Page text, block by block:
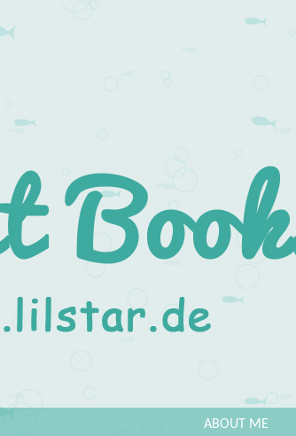
ABOUT ME